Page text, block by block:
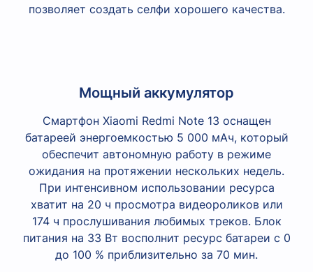
позволяет создать селфи хорошего качества.
Мощный аккумулятор
Смартфон Xiaomi Redmi Note 13 оснащен
батареей энергоемкостью 5 000 мАч, который
обеспечит автономную работу в режиме
ожидания на протяжении нескольких недель.
При интенсивном использовании ресурса
хватит на 20 ч просмотра видеороликов или
174 ч прослушивания любимых треков. Блок
питания на 33 Вт восполнит ресурс батареи с 0
до 100 % приблизительно за 70 мин.